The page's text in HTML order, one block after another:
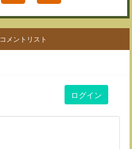
コメントリスト
ログイン